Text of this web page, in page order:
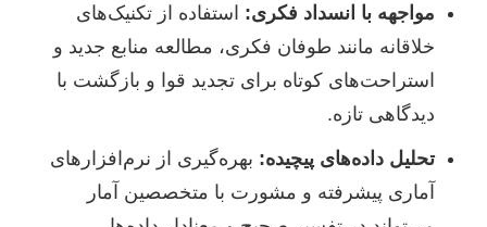
مواجهه با انسداد فکری: استفاده از تکنیک‌های
خلاقانه مانند طوفان فکری، مطالعه منابع جدید و
استراحت‌های کوتاه برای تجدید قوا و بازگشت با
دیدگاهی تازه.
تحلیل داده‌های پیچیده: بهره‌گیری از نرم‌افزارهای
آماری پیشرفته و مشورت با متخصصین آمار